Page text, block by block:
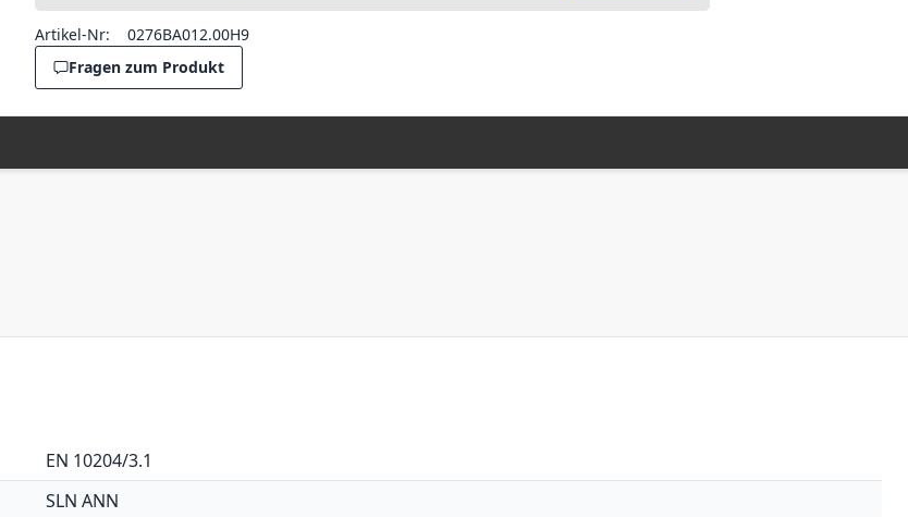
Artikel-Nr:
0276BA012.00H9
Fragen zum Produkt
EN 10204/3.1
SLN ANN